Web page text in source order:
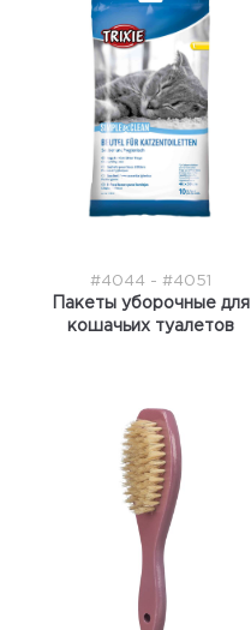
#4044 - #4051
Пакеты уборочные для
кошачьих туалетов